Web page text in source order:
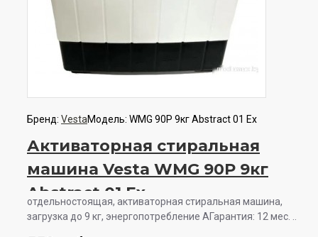
Бренд: VestaМодель: WMG 90P 9кг Abstract 01 Ex
Активаторная стиральная
машина Vesta WMG 90P 9кг
Abstract 01 Ex
отдельностоящая, активаторная стиральная машина,
загрузка до 9 кг, энергопотребление AГарантия: 12 мес. ..